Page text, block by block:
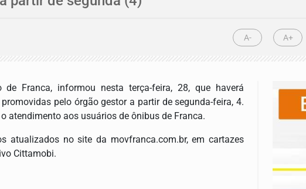
A- A+
Franca, informou nesta terça-feira, 28, que haverá
pelo órgão gestor a partir de segunda-feira, 4.
atendimento aos usuários de ônibus de Franca.
atualizados no site da movfranca.com.br, em cartazes
Cittamobi.